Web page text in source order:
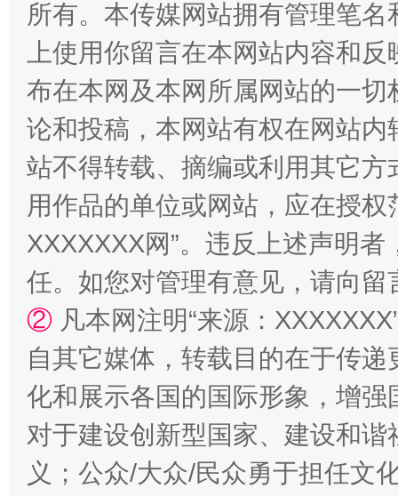
扯下公款旅游的“隐身衣” 如何以
“蜀中异人”王建安的艺术幻境
所有。本传媒网站拥有管理笔
上使用你留言在本网站内容和
布在本网及本网所属网站的一
论和投稿，本网站有权在网站
站不得转载、摘编或利用其它
用作品的单位或网站，应在授
XXXXXXX网”。违反上述声明
任。如您对管理有意见，请向
② 凡本网注明“来源：
自其它媒体，转载目的在于传
化和展示各国的国际形象，增
对于建设创新型国家、建设和
义；公众/大众/民众勇于担任文